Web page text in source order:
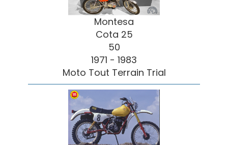
Montesa
Cota 25
50
1971 - 1983
Moto Tout Terrain Trial